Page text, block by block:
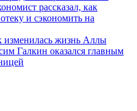
рассказал, как
и сэкономить на
изменилась жизнь Аллы
Галкин оказался главным